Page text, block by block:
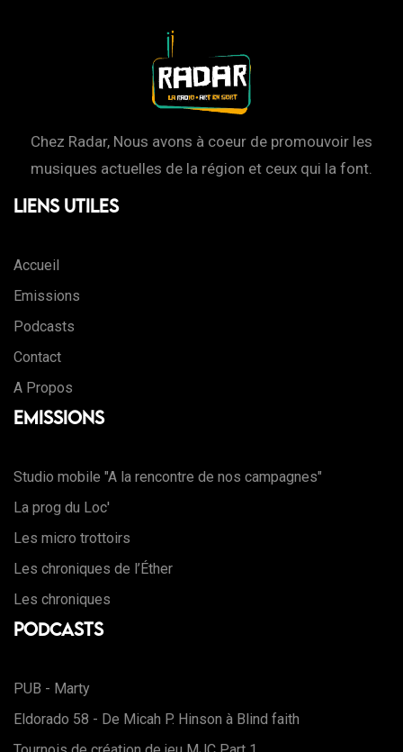
Chez Radar, Nous avons à coeur de promouvoir les
musiques actuelles de la région et ceux qui la font.
Liens Utiles
Accueil
Emissions
Podcasts
Contact
A Propos
Emissions
Studio mobile "A la rencontre de nos campagnes"
La prog du Loc'
Les micro trottoirs
Les chroniques de l’Éther
Les chroniques
Podcasts
PUB - Marty
Eldorado 58 - De Micah P. Hinson à Blind faith